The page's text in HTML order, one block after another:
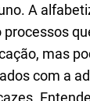
A
mas
com a